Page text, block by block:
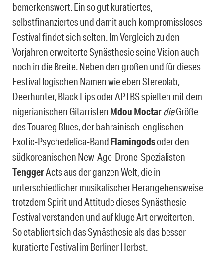
bemerkenswert. Ein so gut kuratiertes,
selbstfinanziertes und damit auch kompromissloses
Festival findet sich selten. Im Vergleich zu den
Vorjahren erweiterte Synästhesie seine Vision auch
noch in die Breite. Neben den großen und für dieses
Festival logischen Namen wie eben Stereolab,
Deerhunter, Black Lips oder APTBS spielten mit dem
nigerianischen Gitarristen Mdou MoctardieGröße
des Touareg Blues, der bahrainisch-englischen
Exotic-Psychedelica-Band Flamingodsoder den
südkoreanischen New-Age-Drone-Spezialisten
TenggerActs aus der ganzen Welt, die in
unterschiedlicher musikalischer Herangehensweise
trotzdem Spirit und Attitude dieses Synästhesie-
Festival verstanden und auf kluge Art erweiterten.
So etabliert sich das Synästhesie als das besser
kuratierte Festival im Berliner Herbst.